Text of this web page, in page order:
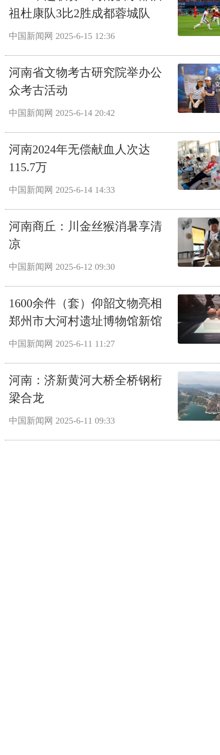
祖杜康队3比2胜成都蓉城队
中国新闻网 2025-6-15 12:36
河南省文物考古研究院举办公
众考古活动
中国新闻网 2025-6-14 20:42
河南2024年无偿献血人次达
115.7万
中国新闻网 2025-6-14 14:33
河南商丘：川金丝猴消暑享清
凉
中国新闻网 2025-6-12 09:30
1600余件（套）仰韶文物亮相
郑州市大河村遗址博物馆新馆
中国新闻网 2025-6-11 11:27
河南：济新黄河大桥全桥钢桁
梁合龙
中国新闻网 2025-6-11 09:33